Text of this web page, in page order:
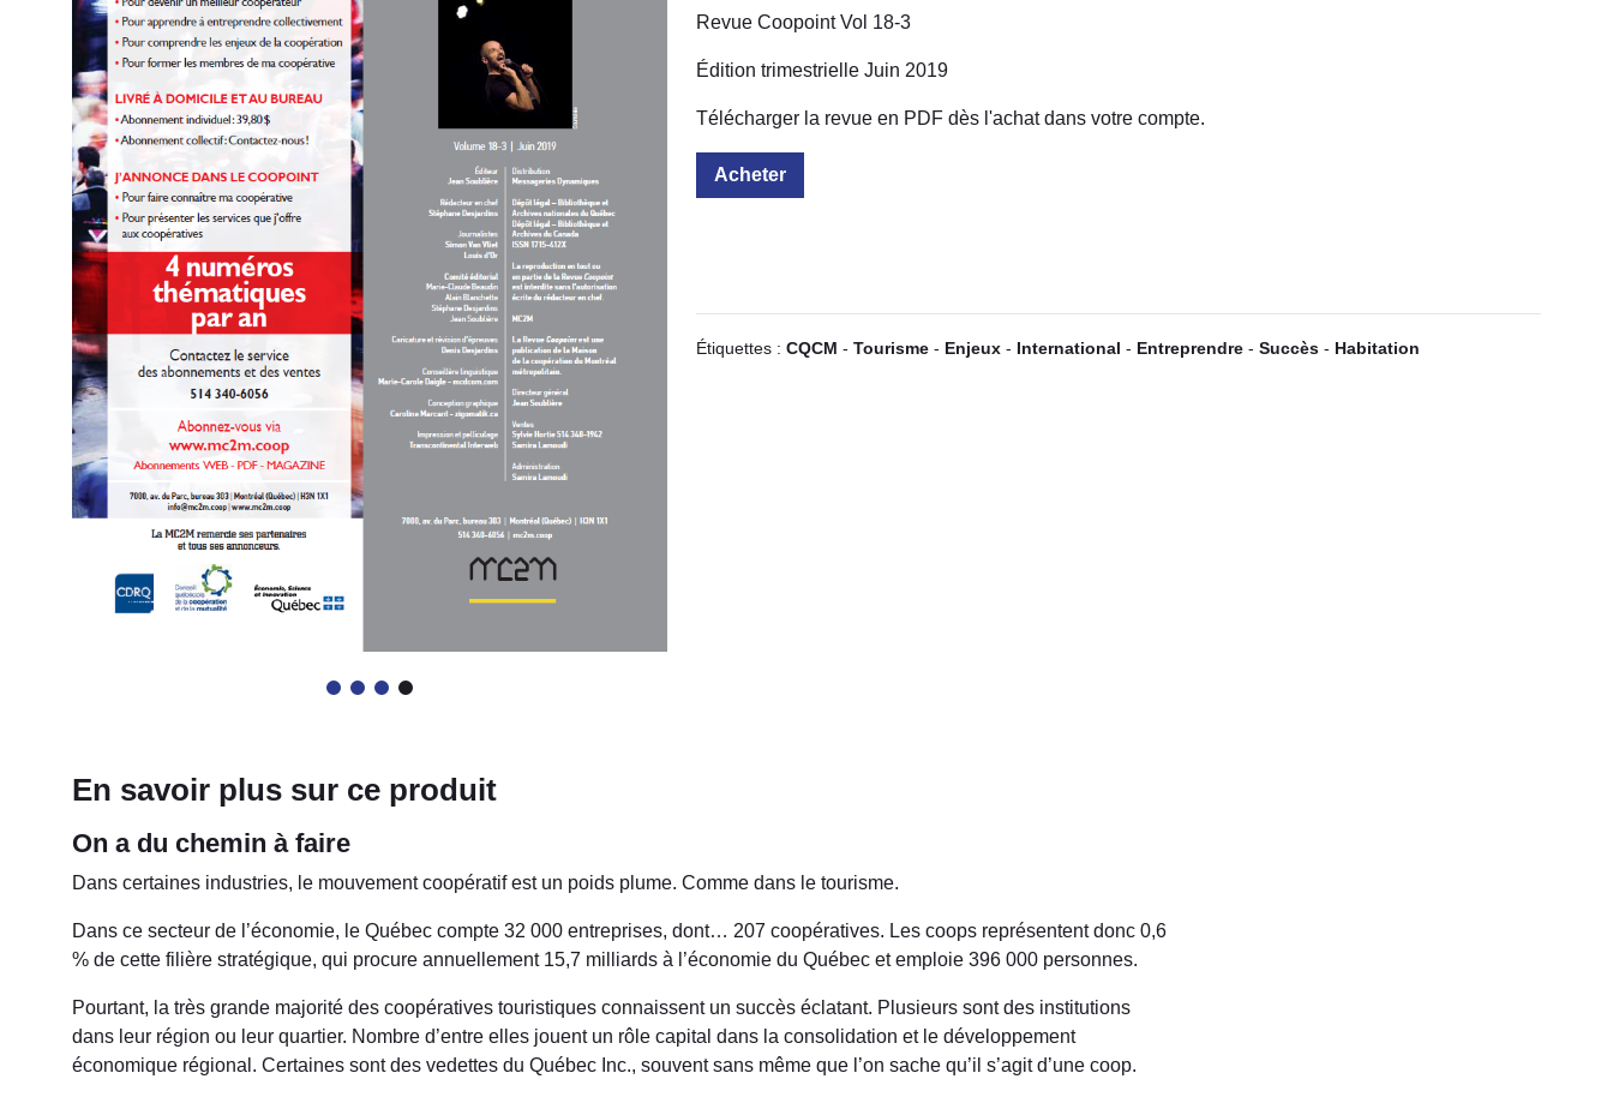
Revue Coopoint Vol 18-3
Édition trimestrielle Juin 2019
Télécharger la revue en PDF dès l'achat dans votre compte.
Acheter
Étiquettes : CQCM - Tourisme - Enjeux - International - Entreprendre - Succès - Habitation
En savoir plus sur ce produit
On a du chemin à faire
Dans certaines industries, le mouvement coopératif est un poids plume. Comme dans le tourisme.
Dans ce secteur de l’économie, le Québec compte 32 000 entreprises, dont… 207 coopératives. Les coops représentent donc 0,6
% de cette filière stratégique, qui procure annuellement 15,7 milliards à l’économie du Québec et emploie 396 000 personnes.
Pourtant, la très grande majorité des coopératives touristiques connaissent un succès éclatant. Plusieurs sont des institutions
dans leur région ou leur quartier. Nombre d’entre elles jouent un rôle capital dans la consolidation et le développement
économique régional. Certaines sont des vedettes du Québec Inc., souvent sans même que l’on sache qu’il s’agit d’une coop.